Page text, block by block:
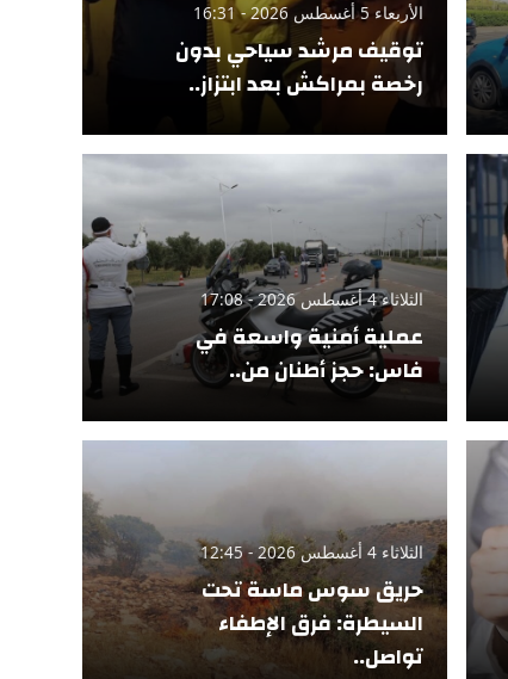
الأربعاء 5 أغسطس 2026 - 16:31
توقيف مرشد سياحي بدون
رخصة بمراكش بعد ابتزاز..
الثلاثاء 4 أغسطس 2026 - 17:08
عملية أمنية واسعة في
فاس: حجز أطنان من..
الثلاثاء 4 أغسطس 2026 - 12:45
حريق سوس ماسة تحت
السيطرة: فرق الإطفاء
تواصل..